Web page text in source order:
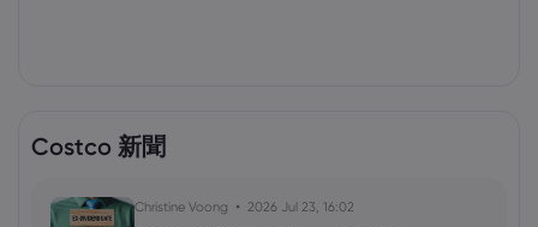
Costco 新聞
Christine Voong 2026 Jul 23, 16:02